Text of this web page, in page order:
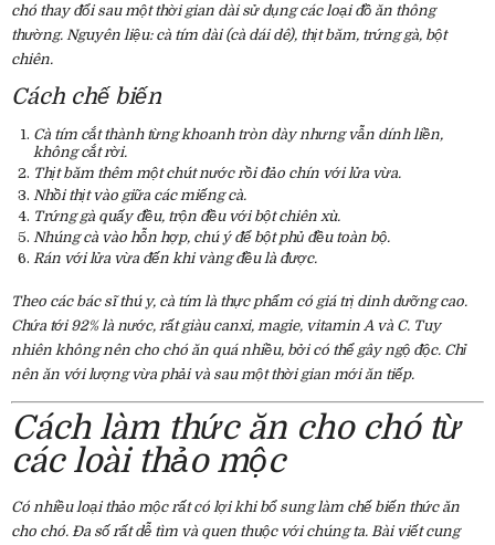
chó thay đổi sau một thời gian dài sử dụng các loại đồ ăn thông
thường. Nguyên liệu: cà tím dài (cà dái dê), thịt băm, trứng gà, bột
chiên.
Cách chế biến
Cà tím cắt thành từng khoanh tròn dày nhưng vẫn dính liền,
không cắt rời.
Thịt băm thêm một chút nước rồi đảo chín với lửa vừa.
Nhồi thịt vào giữa các miếng cà.
Trứng gà quấy đều, trộn đều với bột chiên xù.
Nhúng cà vào hỗn hợp, chú ý để bột phủ đều toàn bộ.
Rán với lửa vừa đến khi vàng đều là được.
Theo các bác sĩ thú y, cà tím là thực phẩm có giá trị dinh dưỡng cao.
Chứa tới 92% là nước, rất giàu canxi, magie, vitamin A và C. Tuy
nhiên không nên cho chó ăn quá nhiều, bởi có thể gây ngộ độc. Chỉ
nên ăn với lượng vừa phải và sau một thời gian mới ăn tiếp.
Cách làm thức ăn cho chó từ
các loài thảo mộc
Có nhiều loại thảo mộc rất có lợi khi bổ sung làm chế biến thức ăn
cho chó. Đa số rất dễ tìm và quen thuộc với chúng ta. Bài viết cung